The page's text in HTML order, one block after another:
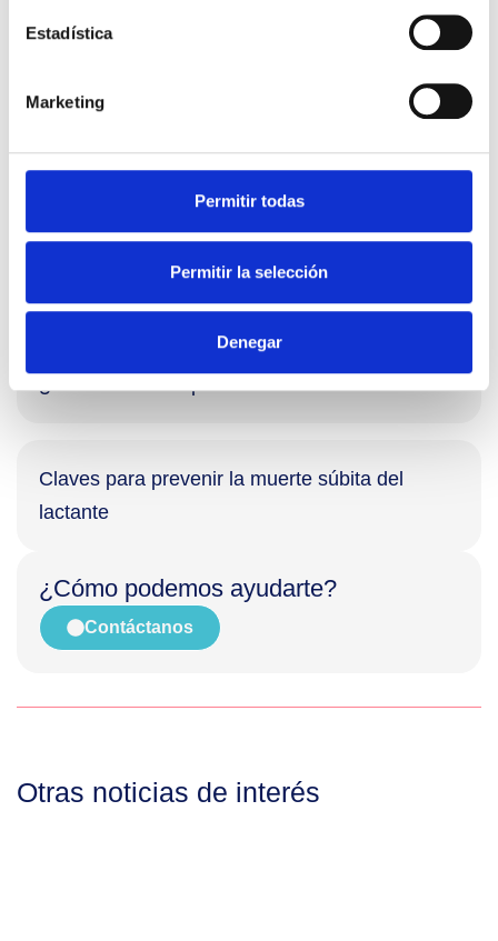
Estadística
Marketing
Permitir todas
Permitir la selección
Denegar
Comparte este post
Últimas noticias de interés
Claves para prevenir la muerte súbita del
lactante
¿Cómo podemos ayudarte?
Contáctanos
Otras noticias de interés